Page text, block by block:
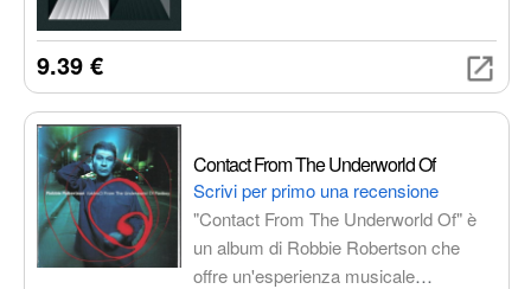
9.39 €
Contact From The Underworld Of
Scrivi per primo una recensione
"Contact From The Underworld Of" è
un album di Robbie Robertson che
offre un'esperienza musicale